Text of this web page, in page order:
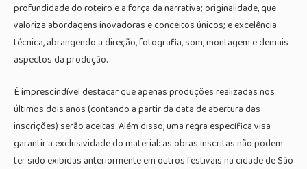
profundidade do roteiro e a força da narrativa; originalidade, que
valoriza abordagens inovadoras e conceitos únicos; e excelência
técnica, abrangendo a direção, fotografia, som, montagem e demais
aspectos da produção.
É imprescindível destacar que apenas produções realizadas nos
últimos dois anos (contando a partir da data de abertura das
inscrições) serão aceitas. Além disso, uma regra específica visa
garantir a exclusividade do material: as obras inscritas não podem
ter sido exibidas anteriormente em outros festivais na cidade de São